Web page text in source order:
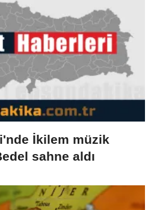
İkilem müzik
sahne aldı